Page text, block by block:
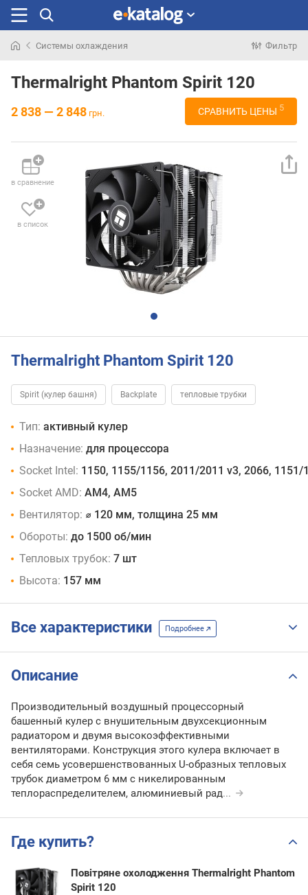
раньше
Системы охлаждения Фильтр
Thermalright Phantom Spirit 120
2 838 — 2 848 грн. СРАВНИТЬ ЦЕНЫ 5
в сравнение
в список
Thermalright Phantom Spirit 120
Spirit (кулер башня) Backplate тепловые трубки
Тип: активный кулер
Назначение: для процессора
Socket Intel: 1150, 1155/1156, 2011/2011 v3, 2066, 1151/
Socket AMD: AM4, AM5
Вентилятор: ⌀ 120 мм, толщина 25 мм
Обороты: до 1500 об/мин
Тепловых трубок: 7 шт
Высота: 157 мм
Все характеристики Подробнее
Описание
Производительный воздушный процессорный
башенный кулер с внушительным двухсекционным
радиатором и двумя высокоэффективными
вентиляторами. Конструкция этого кулера включает в
себя семь усовершенствованных U-образных тепловых
трубок диаметром 6 мм с никелированным
теплораспределителем, алюминиевый рад...
Где купить?
Повітряне охолодження Thermalright Phantom
Spirit 120